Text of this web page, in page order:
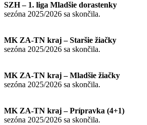
SZH – 1. liga Mladšie dorastenky
sezóna 2025/2026 sa skončila.
MK ZA-TN kraj – Staršie žiačky
sezóna 2025/2026 sa skončila.
MK ZA-TN kraj – Mladšie žiačky
sezóna 2025/2026 sa skončila.
MK ZA-TN kraj – Prípravka (4+1)
sezóna 2025/2026 sa skončila.